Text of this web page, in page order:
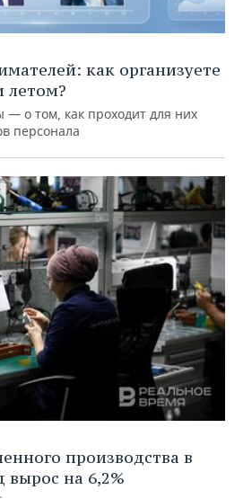
как организуете
летом?
— о том, как проходит для них
персонала
производства в
вырос на 6,2%